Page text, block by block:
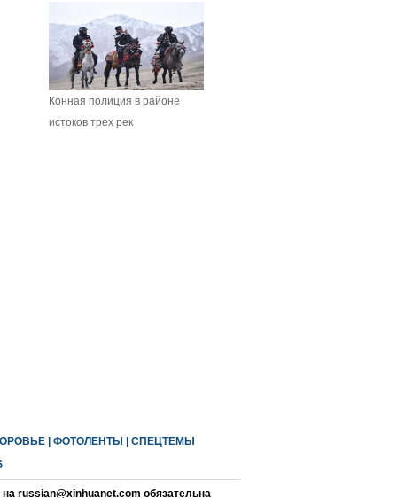
Конная полиция в районе
истоков трех рек
| ФОТОЛЕНТЫ
СПЕЦТЕМЫ
russian@xinhuanet.com обязательна